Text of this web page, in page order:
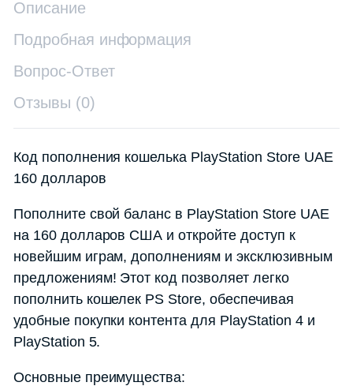
Описание
Подробная информация
Вопрос-Ответ
Отзывы (0)
Код пополнения кошелька PlayStation Store UAE
160 долларов
Пополните свой баланс в PlayStation Store UAE
на 160 долларов США и откройте доступ к
новейшим играм, дополнениям и эксклюзивным
предложениям! Этот код позволяет легко
пополнить кошелек PS Store, обеспечивая
удобные покупки контента для PlayStation 4 и
PlayStation 5.
Основные преимущества: